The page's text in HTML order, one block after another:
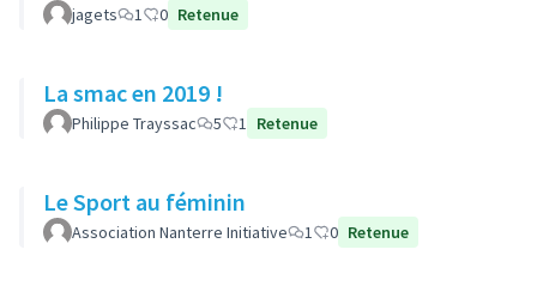
jagets 1 0 Retenue
La smac en 2019 !
Philippe Trayssac 5 1 Retenue
Le Sport au féminin
Association Nanterre Initiative 1 0 Retenue